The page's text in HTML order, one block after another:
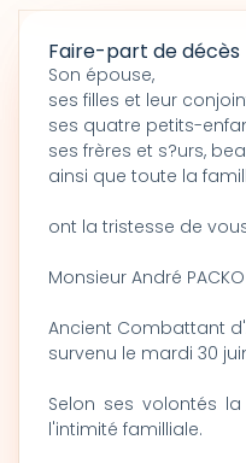
Faire-part de décès
Son épouse,
ses filles et leur
ses quatre petits-
ses frères et s?urs,
ainsi que toute la
ont la tristesse de
Monsieur André PACKO
Ancient Combattant
survenu le mardi 30
Selon ses volontés
l'intimité familliale.